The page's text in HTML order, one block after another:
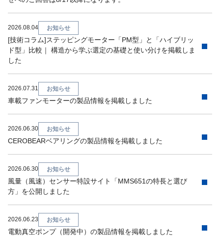
2026.08.04 お知らせ
[技術コラム]ステッピングモーター「PM型」と「ハイブリッ
ド型」比較｜ 構造から学ぶ選定の基礎と使い分けを掲載しま
した
2026.07.31 お知らせ
車載ファンモーターの製品情報を掲載しました
2026.06.30 お知らせ
CEROBEARベアリングの製品情報を掲載しました
2026.06.30 お知らせ
風量（風速）センサー特設サイト「MMS651の特長と選び
方」を公開しました
2026.06.23 お知らせ
電動真空ポンプ（開発中）の製品情報を掲載しました